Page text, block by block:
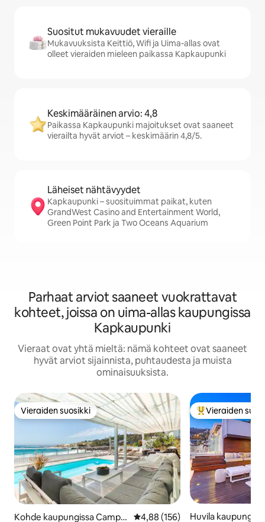
Suositut mukavuudet vieraille
Mukavuuksista Keittiö, Wifi ja Uima-allas ovat
olleet vieraiden mieleen paikassa Kapkaupunki
Keskimääräinen arvio: 4,8
Paikassa Kapkaupunki majoitukset ovat saaneet
vierailta hyvät arviot – keskimäärin 4,8/5.
Läheiset nähtävyydet
Kapkaupunki – suosituimmat paikat, kuten
GrandWest Casino and Entertainment World,
Green Point Park ja Two Oceans Aquarium
Parhaat arviot saaneet vuokrattavat
kohteet, joissa on uima-allas kaupungissa
Kapkaupunki
Vieraat ovat yhtä mieltä: nämä kohteet ovat saaneet
hyvät arviot sijainnista, puhtaudesta ja muista
ominaisuuksista.
Vieraiden suosikki
Vieraiden suosikki
Kohde kaupungissa Camps
Keskimääräinen arvio 4,88/5,
4,88 (156)
Vieraiden
Vieraiden
Huvila